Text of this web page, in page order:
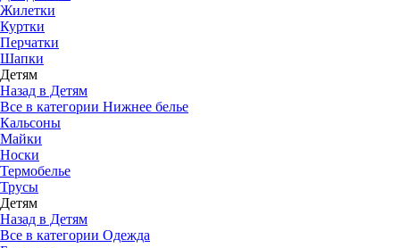
Жилетки
Куртки
Перчатки
Шапки
Детям
Назад в Детям
Все в категории Нижнее белье
Кальсоны
Майки
Носки
Термобелье
Трусы
Детям
Назад в Детям
Все в категории Одежда